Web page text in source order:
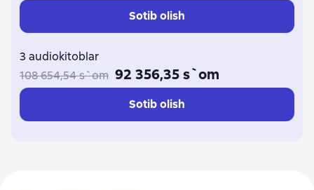
Sotib olish
3 audiokitoblar
108 654,54 s`om 92 356,35 s`om
Sotib olish